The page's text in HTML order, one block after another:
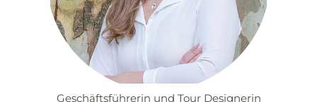
Geschäftsführerin und Tour Designerin